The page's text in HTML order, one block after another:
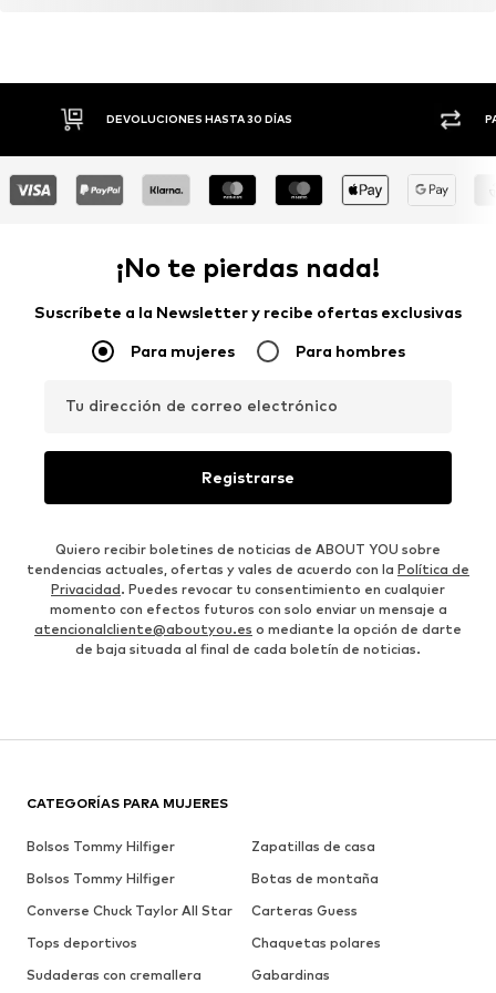
DEVOLUCIONES HASTA 30 DÍAS
¡No te pierdas nada!
Suscríbete a la Newsletter y recibe ofertas exclusivas
Para mujeres Para hombres
Tu dirección de correo electrónico
Registrarse
Quiero recibir boletines de noticias de ABOUT YOU sobre
tendencias actuales, ofertas y vales de acuerdo con la Política de
Privacidad. Puedes revocar tu consentimiento en cualquier
momento con efectos futuros con solo enviar un mensaje a
atencionalcliente@aboutyou.es o mediante la opción de darte
de baja situada al final de cada boletín de noticias.
CATEGORÍAS PARA MUJERES
Bolsos Tommy Hilfiger
Zapatillas de casa
Bolsos Tommy Hilfiger
Botas de montaña
Converse Chuck Taylor All Star
Carteras Guess
Tops deportivos
Chaquetas polares
Sudaderas con cremallera
Gabardinas